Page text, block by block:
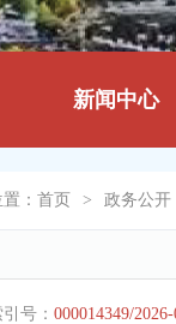
新闻中心
： 首页 > 政务公开
号： 000014349/